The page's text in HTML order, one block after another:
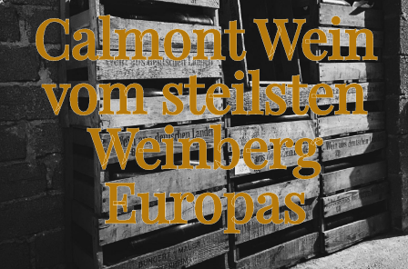
EUROPAS
BLOG – CALMONT WINE
KONTAKT
FRANZENKOCHT.DE
Calmont Wein
vom steilsten
Weinberg
Europas